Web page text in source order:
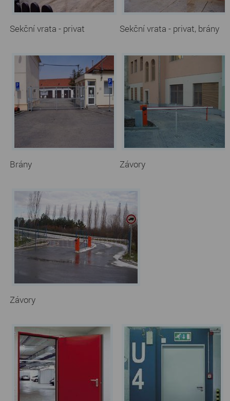
Sekční vrata - privat Sekční vrata - privat, brány
Brány Závory
Závory